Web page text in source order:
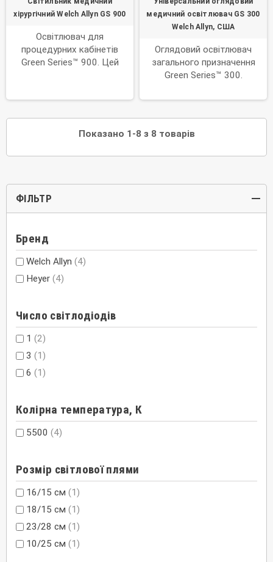
ФІЛЬТР
Бренд
Welch Allyn (4)
Heyer (4)
Число світлодіодів
1 (2)
3 (1)
6 (1)
Колірна температура, К
5500 (4)
Розмір світлової плями
16/15 см (1)
18/15 см (1)
23/28 см (1)
10/25 см (1)
хірургічний Welch Allyn GS 900
Освітлювач для
процедурних кабінетів
Green Series™ 900. Цей
світлодіодами, поєднує
світлової плями та різні
медичний освітлювач GS 300
Welch Allyn, США
Оглядовий освітлювач
загального призначення
Green Series™ 300.
світлодіодом, оглядовий
галогенне, і споживає
Показано 1-8 з 8 товарів